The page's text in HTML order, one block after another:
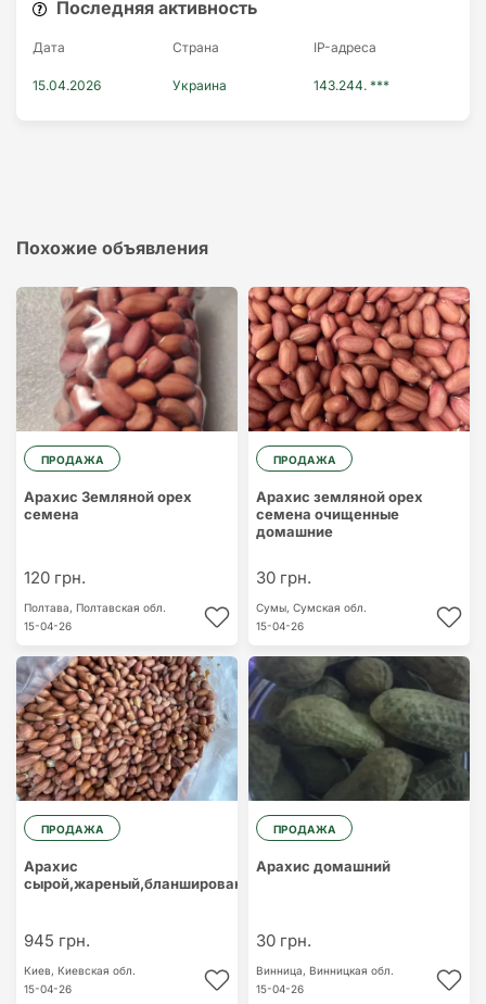
Последняя активность
Дата Страна IP-адресa
15.04.2026 Украина 143.244. ***
Похожие объявления
ПРОДАЖА
Арахис Земляной орех
семена
120 грн.
Полтава, Полтавская обл.
15-04-26
ПРОДАЖА
Арахис земляной орех
семена очищенные
домашние
30 грн.
Сумы, Сумская обл.
15-04-26
ПРОДАЖА
Арахис
сырой,жареный,бланшированный,соленый
945 грн.
Киев, Киевская обл.
15-04-26
ПРОДАЖА
Арахис домашний
30 грн.
Винница, Винницкая обл.
15-04-26